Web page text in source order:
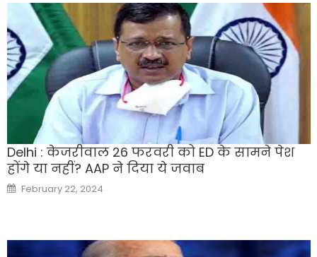
Delhi : केजरीवाल 26 फरवरी को ED के सामने पेश
होंगे या नहीं? AAP ने दिया ये जवाब
Posted
on
February 22, 2024